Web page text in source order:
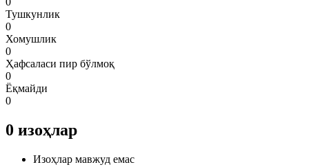
Тушкунлик
0
Хомушлик
0
Ҳафсаласи пир бўлмоқ
0
Ёқмайди
0
0 изоҳлар
Изоҳлар мавжуд емас